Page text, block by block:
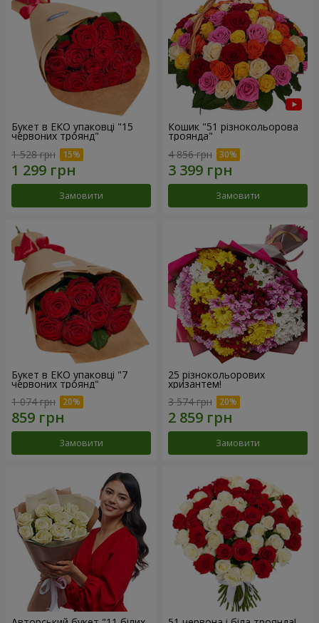
Букет в ЕКО упаковці "15
червоних троянд"
1 528 грн
Замовити
Кошик "51 різнокольорова
троянда"
4 856 грн
Замовити
Букет в ЕКО упаковці "7
червоних троянд"
1 074 грн
Замовити
25 різнокольорових
хризантем!
3 574 грн
Замовити